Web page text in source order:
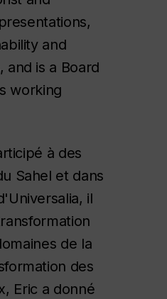
and
and is a Board
working
à des
Sahel et dans
il
de la
des
Eric a donné